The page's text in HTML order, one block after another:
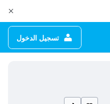
تسجيل الدخول